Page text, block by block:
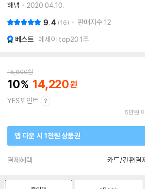
해냄
2020.04.10.
9.4 16 판매지수 12
베스트 에세이 top20 1주
15,800원
10 14,220
YES포인트
5만원
앱 다운 시 1천원 상품권
결제혜택 카드/간편결